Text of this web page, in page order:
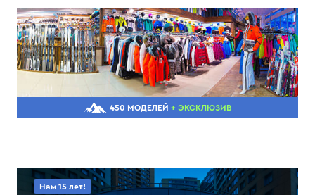
450 МОДЕЛЕЙ + ЭКСКЛЮЗИВ
Нам 15 лет!